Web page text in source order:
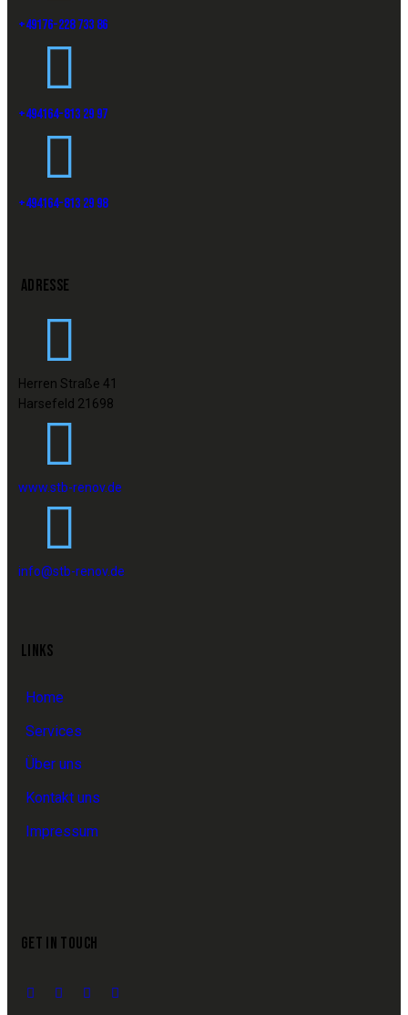
+49176-228 733 86
+494164-813 29 97
+494164-813 29 98
ADRESSE
Herren Straße 41
Harsefeld 21698
www.stb-renov.de
info@stb-renov.de
LINKS
Home
Services
Über uns
Kontakt uns
Impressum
GET IN TOUCH